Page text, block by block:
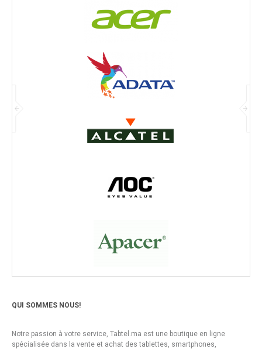
QUI SOMMES NOUS!
Notre passion à votre service, Tabtel.ma est une boutique en ligne
spécialisée dans la vente et achat des tablettes, smartphones,